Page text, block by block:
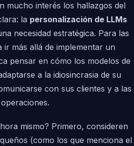
mucho interés los hallazgos del
la personalización de LLMs
necesidad estratégica. Para las
ir más allá de implementar un
pensar en cómo los modelos de
a la idiosincrasia de su
con sus clientes y a las
mismo? Primero, consideren
(como los que menciona el